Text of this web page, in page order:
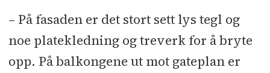
– På fasaden er det stort sett lys tegl og
noe platekledning og treverk for å bryte
opp. På balkongene ut mot gateplan er